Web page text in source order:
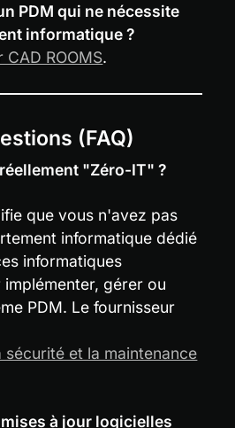
PDM qui ne nécessite
informatique ?
ROOMS.
(FAQ)
"Zéro-IT" ?
que vous n'avez pas
informatique dédié
informatiques
gérer ou
PDM. Le fournisseur
et la maintenance
à jour logicielles